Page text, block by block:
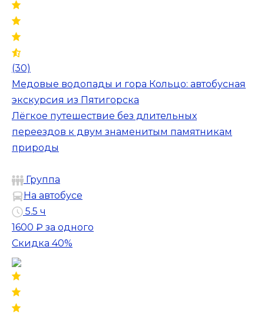
(30)
Медовые водопады и гора Кольцо: автобусная
экскурсия из Пятигорска
Лёгкое путешествие без длительных
переездов к двум знаменитым памятникам
природы
Группа
На автобусе
5.5 ч
1600 ₽ за одного
Скидка 40%